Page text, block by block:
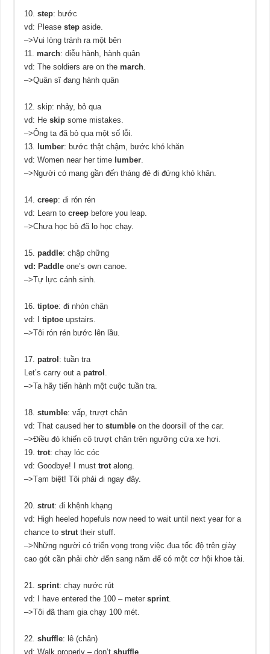
10.step: bước
vd: Pleasestep aside.
–>Vui lòng tránh ra một bên
11.march: diễu hành, hành quân
vd: The soldiers are on themarch.
–>Quân sĩ đang hành quân
12. skip: nhảy, bỏ qua
vd: Heskip some mistakes.
–>Ông ta đã bỏ qua một số lỗi.
13. lumber: bước thật chậm, bước khó khăn
vd: Women near her time lumber.
–>Người có mang gần đến tháng đẻ đi đứng khó khăn.
14.creep: đi rón rén
vd: Learn tocreep before you leap.
–>Chưa học bò đã lo học chạy.
15.paddle: chập chững
vd: Paddle one’s own canoe.
–>Tự lực cánh sinh.
16.tiptoe: đi nhón chân
vd: Itiptoe upstairs.
–>Tôi rón rén bước lên lầu.
17.patrol : tuần tra
Let’s carry out apatrol .
–>Ta hãy tiến hành một cuộc tuần tra.
18.stumble: vấp, trượt chân
vd: That caused her tostumble on the doorsill of the car.
–>Điều đó khiến cô trượt chân trên ngưỡng cửa xe hơi.
19.trot: chạy lóc cóc
vd: Goodbye! I musttrotalong.
–>Tạm biệt! Tôi phải đi ngay đây.
20.strut: đi khệnh khạng
vd: High heeled hopefuls now need to wait until next year for a
chance tostruttheir stuff.
–>Những người có triển vọng trong việc đua tốc độ trên giày
cao gót cần phải chờ đến sang năm để có một cơ hội khoe tài.
21.sprint: chạy nước rút
vd: I have entered the 100 – metersprint.
–>Tôi đã tham gia chạy 100 mét.
22.shuffle: lê (chân)
vd: Walk properly – don’tshuffle.